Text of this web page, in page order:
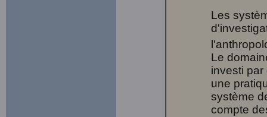
Les
Le
investi
une
système
compte